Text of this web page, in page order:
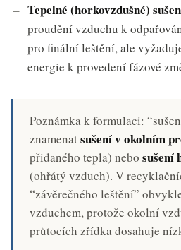
Tepelné (horkovzdušné)
proudění vzduchu k
pro finální leštění, ale
energie k provedení fázové
Poznámka k formulaci:
znamenatsušení v okolním
přidaného tepla) nebo sušení
(ohřátý vzduch). V
“závěrečného leštění”
vzduchem, protože okolní
průtocích zřídka dosahuje